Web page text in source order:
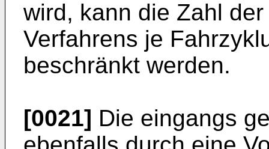
wird, kann die Zahl
Verfahrens je
beschränkt werden.
[0021] Die eingangs